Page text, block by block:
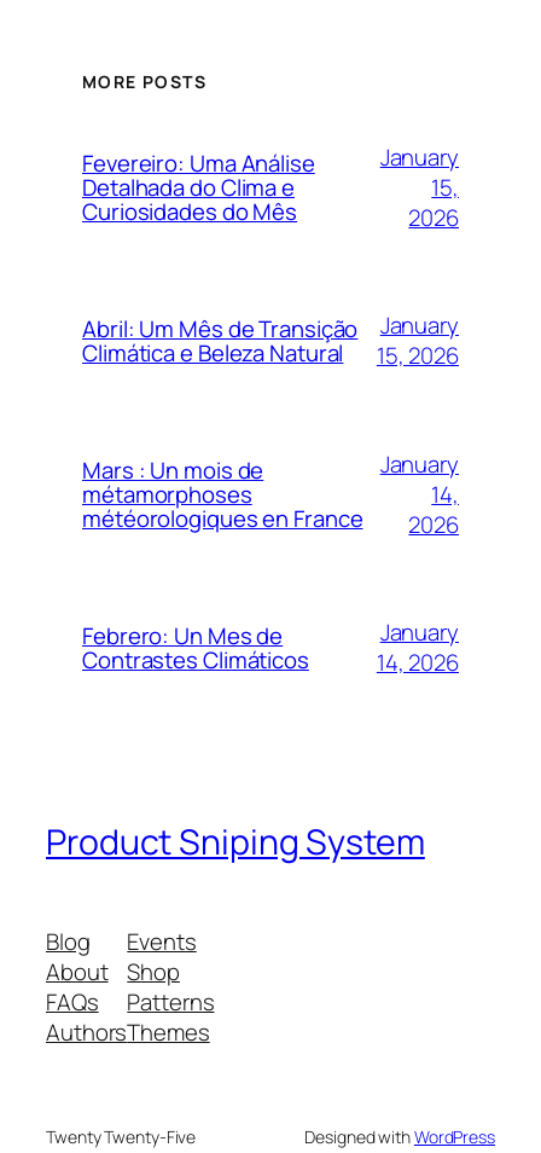
MORE POSTS
Fevereiro: Uma Análise
Detalhada do Clima e
Curiosidades do Mês
January
15,
2026
Abril: Um Mês de Transição
Climática e Beleza Natural
January
15, 2026
Mars : Un mois de
métamorphoses
météorologiques en France
January
14,
2026
Febrero: Un Mes de
Contrastes Climáticos
January
14, 2026
Product Sniping System
Blog
About
FAQs
Authors
Events
Shop
Patterns
Themes
Twenty Twenty-Five Designed withWordPress